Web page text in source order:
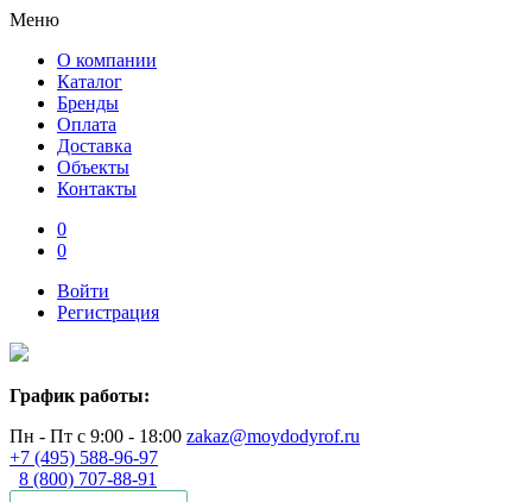
Меню
О компании
Каталог
Бренды
Оплата
Доставка
Объекты
Контакты
0
0
Войти
Регистрация
График работы:
Пн - Пт с 9:00 - 18:00 zakaz@moydodyrof.ru
+7 (495) 588-96-97
8 (800) 707-88-91